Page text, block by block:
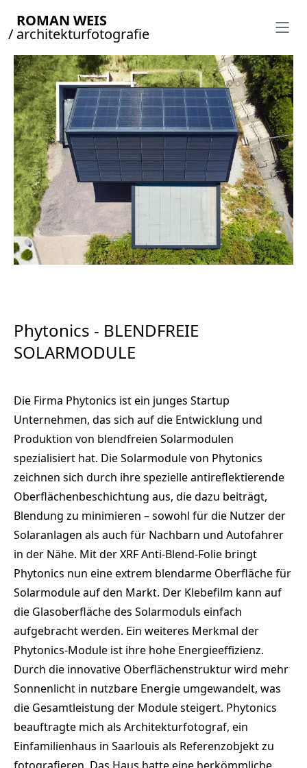
ROMAN WEIS
/ architekturfotografie
Phytonics - BLENDFREIE
SOLARMODULE
Die Firma Phytonics ist ein junges Startup
Unternehmen, das sich auf die Entwicklung und
Produktion von blendfreien Solarmodulen
spezialisiert hat. Die Solarmodule von Phytonics
zeichnen sich durch ihre spezielle antireflektierende
Oberflächenbeschichtung aus, die dazu beiträgt,
Blendung zu minimieren – sowohl für die Nutzer der
Solaranlagen als auch für Nachbarn und Autofahrer
in der Nähe. Mit der XRF Anti-Blend-Folie bringt
Phytonics nun eine extrem blendarme Oberfläche für
Solarmodule auf den Markt. Der Klebefilm kann auf
die Glasoberfläche des Solarmoduls einfach
aufgebracht werden. Ein weiteres Merkmal der
Phytonics-Module ist ihre hohe Energieeffizienz.
Durch die innovative Oberflächenstruktur wird mehr
Sonnenlicht in nutzbare Energie umgewandelt, was
die Gesamtleistung der Module steigert. Phytonics
beauftragte mich als Architekturfotograf, ein
Einfamilienhaus in Saarlouis als Referenzobjekt zu